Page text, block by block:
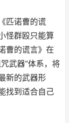
匹诺曹的谎
怪群殴只能算
曹的谎言》在
武器”体系，将
新的武器形
找到适合自己